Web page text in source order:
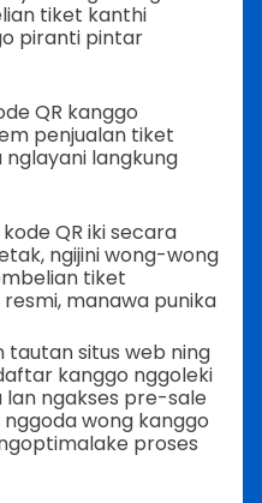
tiket kanthi
piranti pintar
QR kanggo
penjualan tiket
langkung
QR iki secara
ngijini wong-wong
tiket
manawa punika
tautan situs web ning
kanggo nggoleki
ngakses pre-sale
nggoda wong kanggo
proses